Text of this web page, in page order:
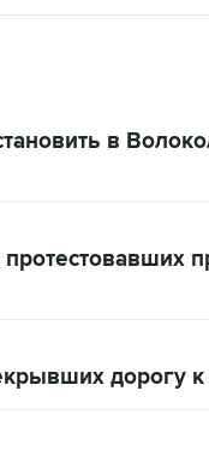
в
дорогу к